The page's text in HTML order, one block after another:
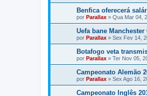
Benfica oferecerá
por Parallax » Qua Mar 04,
Uefa bane
por Parallax » Sex Fev 14,
Botafogo veta
por Parallax » Ter Nov 05,
Campeonato Alemão
por Parallax » Sex Ago 16,
Campeonato Inglês